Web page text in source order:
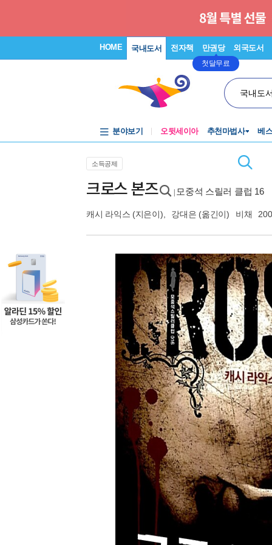
HOME 국내도서 전자책 만권당
첫달무료
외국도서
국내도
분야보기 오뒷세이아 추천마법사 베
소득공제
크로스 본즈 모중석 스릴러 클럽 16
캐시 라익스 (지은이), 강대은 (옮긴이) 비채